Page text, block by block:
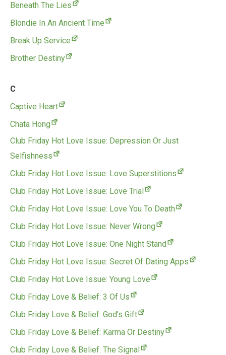
Beneath The Lies
Blondie In An Ancient Time
Break Up Service
Brother Destiny
C
Captive Heart
Chata Hong
Club Friday Hot Love Issue: Depression Or Just
Selfishness
Club Friday Hot Love Issue: Love Superstitions
Club Friday Hot Love Issue: Love Trial
Club Friday Hot Love Issue: Love You To Death
Club Friday Hot Love Issue: Never Wrong
Club Friday Hot Love Issue: One Night Stand
Club Friday Hot Love Issue: Secret Of Dating Apps
Club Friday Hot Love Issue: Young Love
Club Friday Love & Belief: 3 Of Us
Club Friday Love & Belief: God’s Gift
Club Friday Love & Belief: Karma Or Destiny
Club Friday Love & Belief: The Signal